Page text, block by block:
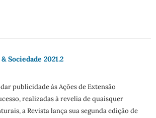
Sociedade 2021.2
publicidade às Ações de Extensão
realizadas à revelia de quaisquer
a Revista lança sua segunda edição de